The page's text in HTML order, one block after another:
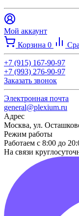
Мой аккаунт
Корзина 0
+7 (915) 167-90-97
+7 (993) 276-90-97
Заказать звонок
Электронная почта
general@plexium.ru
Адрес
Москва, ул.
Режим работы
Работаем с 8:00 до
На связи